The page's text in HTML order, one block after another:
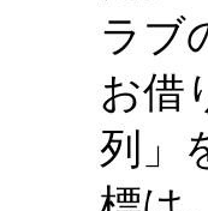
ラブ
お借
列」